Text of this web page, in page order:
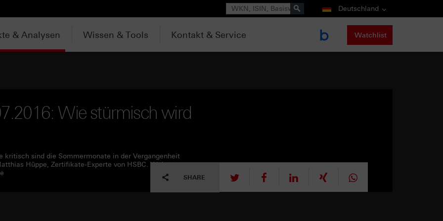
Suche Deutschland
& Analysen Wissen & Tools Kontakt & Service Watchlist
Wie stürmisch wird
kritisch sind die Sommermonate in der Vergangenheit
Hüppe, Zertifikate-Experte von HSBC. Weitere
SHARE tweet mitteilen